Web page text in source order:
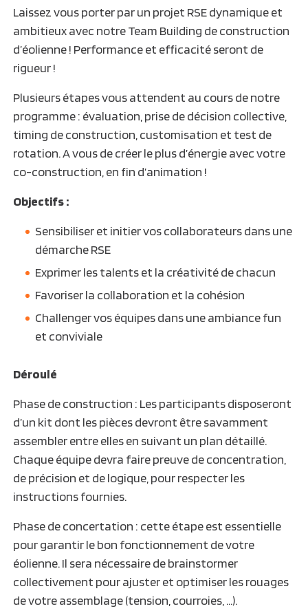
Laissez vous porter par un projet RSE dynamique et
ambitieux avec notre Team Building de construction
d’éolienne ! Performance et efficacité seront de
rigueur !
Plusieurs étapes vous attendent au cours de notre
programme : évaluation, prise de décision collective,
timing de construction, customisation et test de
rotation. A vous de créer le plus d’énergie avec votre
co-construction, en fin d’animation !
Objectifs :
Sensibiliser et initier vos collaborateurs dans une
démarche RSE
Exprimer les talents et la créativité de chacun
Favoriser la collaboration et la cohésion
Challenger vos équipes dans une ambiance fun
et conviviale
Déroulé
Phase de construction : Les participants disposeront
d’un kit dont les pièces devront être savamment
assembler entre elles en suivant un plan détaillé.
Chaque équipe devra faire preuve de concentration,
de précision et de logique, pour respecter les
instructions fournies.
Phase de concertation : cette étape est essentielle
pour garantir le bon fonctionnement de votre
éolienne. Il sera nécessaire de brainstormer
collectivement pour ajuster et optimiser les rouages
de votre assemblage (tension, courroies, …).